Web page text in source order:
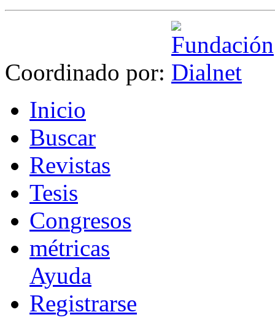
Coordinado por:
Inicio
Buscar
Revistas
Tesis
Congresos
métricas
Ayuda
Registrarse